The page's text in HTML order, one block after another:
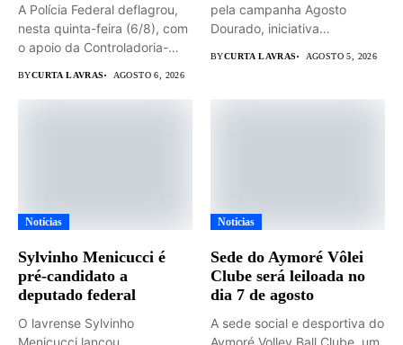
A Polícia Federal deflagrou,
nesta quinta-feira (6/8), com
o apoio da Controladoria-
BYCURTA LAVRAS AGOSTO 6, 2026
pela campanha Agosto
Dourado, iniciativa
BYCURTA LAVRAS AGOSTO 5, 2026
Notícias
Sylvinho Menicucci é
pré-candidato a
deputado federal
O lavrense Sylvinho
Menicucci lançou
Notícias
Sede do Aymoré Vôlei
Clube será leiloada no
dia 7 de agosto
A sede social e desportiva do
Aymoré Volley Ball Clube, um